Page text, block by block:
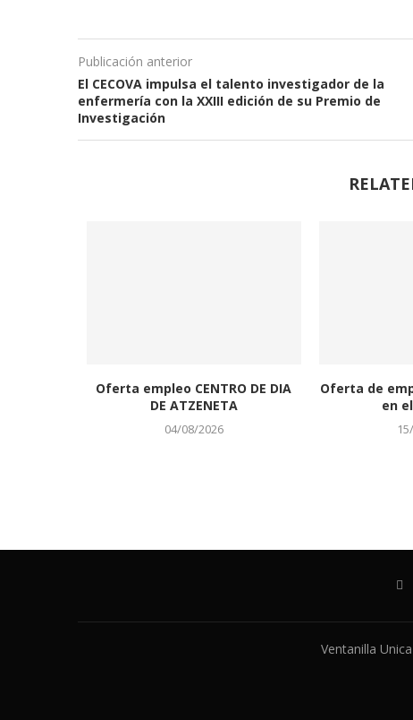
Publicación anterior
El CECOVA impulsa el talento investigador de la
enfermería con la XXIII edición de su Premio de
Investigación
Oferta empleo CENTRO DE DIA
DE ATZENETA
04/08/2026
Oferta de
en
Ventanilla Unica